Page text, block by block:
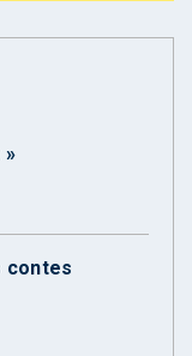
»
contes